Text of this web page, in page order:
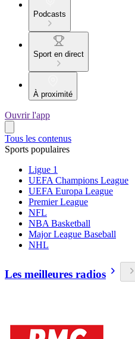
Podcasts
Sport en direct
À proximité
Ouvrir l'app
Tous les contenus
Sports populaires
Ligue 1
UEFA Champions League
UEFA Europa League
Premier League
NFL
NBA Basketball
Major League Baseball
NHL
Les meilleures radios